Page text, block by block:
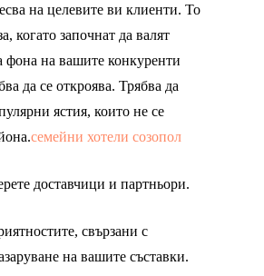
на целевите ви клиенти. То
когато започнат да валят
фона на вашите конкуренти
да се откроява. Трябва да
ястия, които не се
семейни хотели созопол
доставчици и партньори.
свързани с
на вашите съставки.